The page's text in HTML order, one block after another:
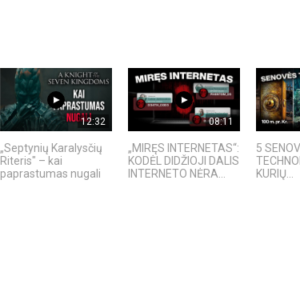
12:32
„Septynių Karalysčių
Riteris" – kai
paprastumas nugali
08:11
„MIRĘS INTERNETAS“:
KODĖL DIDŽIOJI DALIS
INTERNETO NĖRA...
5
KURIŲ...